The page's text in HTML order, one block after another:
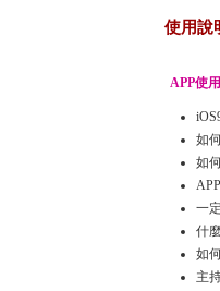
使用說
APP使
如
如
一
什
如
主